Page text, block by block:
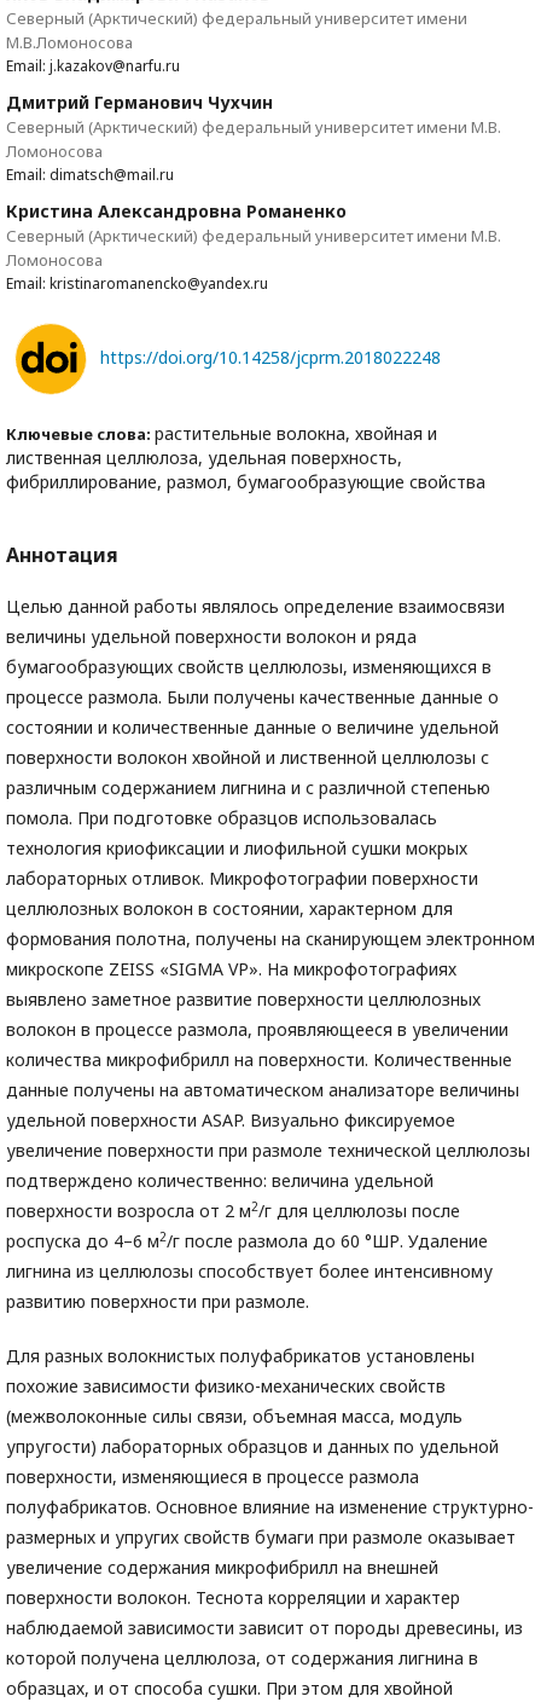
Северный (Арктический) федеральный университет имени
М.В.Ломоносова
Email: j.kazakov@narfu.ru
Дмитрий Германович Чухчин
Северный (Арктический) федеральный университет имени М.В.
Ломоносова
Email: dimatsch@mail.ru
Кристина Александровна Романенко
Северный (Арктический) федеральный университет имени М.В.
Ломоносова
Email: kristinaromanencko@yandex.ru
https://doi.org/10.14258/jcprm.2018022248
Ключевые слова: растительные волокна, хвойная и
лиственная целлюлоза, удельная поверхность,
фибриллирование, размол, бумагообразующие свойства
Аннотация
Целью данной работы являлось определение взаимосвязи
величины удельной поверхности волокон и ряда
бумагообразующих свойств целлюлозы, изменяющихся в
процессе размола. Были получены качественные данные о
состоянии и количественные данные о величине удельной
поверхности волокон хвойной и лиственной целлюлозы с
различным содержанием лигнина и с различной степенью
помола. При подготовке образцов использовалась
технология криофиксации и лиофильной сушки мокрых
лабораторных отливок. Микрофотографии поверхности
целлюлозных волокон в состоянии, характерном для
формования полотна, получены на сканирующем электронном
микроскопе ZEISS «SIGMA VP». На микрофотографиях
выявлено заметное развитие поверхности целлюлозных
волокон в процессе размола, проявляющееся в увеличении
количества микрофибрилл на поверхности. Количественные
данные получены на автоматическом анализаторе величины
удельной поверхности ASAP. Визуально фиксируемое
увеличение поверхности при размоле технической целлюлозы
подтверждено количественно: величина удельной
поверхности возросла от 2 м2/г для целлюлозы после
роспуска до 4–6 м2/г после размола до 60 °ШР. Удаление
лигнина из целлюлозы способствует более интенсивному
развитию поверхности при размоле.
Для разных волокнистых полуфабрикатов установлены
похожие зависимости физико-механических свойств
(межволоконные силы связи, объемная масса, модуль
упругости) лабораторных образцов и данных по удельной
поверхности, изменяющиеся в процессе размола
полуфабрикатов. Основное влияние на изменение структурно-
раз­мерных и упругих свойств бумаги при размоле оказывает
увеличение содержания микрофибрилл на внешней
поверхности волокон. Теснота корреляции и характер
наблюдаемой зависимости зависит от породы древесины, из
которой получена целлюлоза, от содержания лигнина в
образцах, и от способа сушки. При этом для хвойной